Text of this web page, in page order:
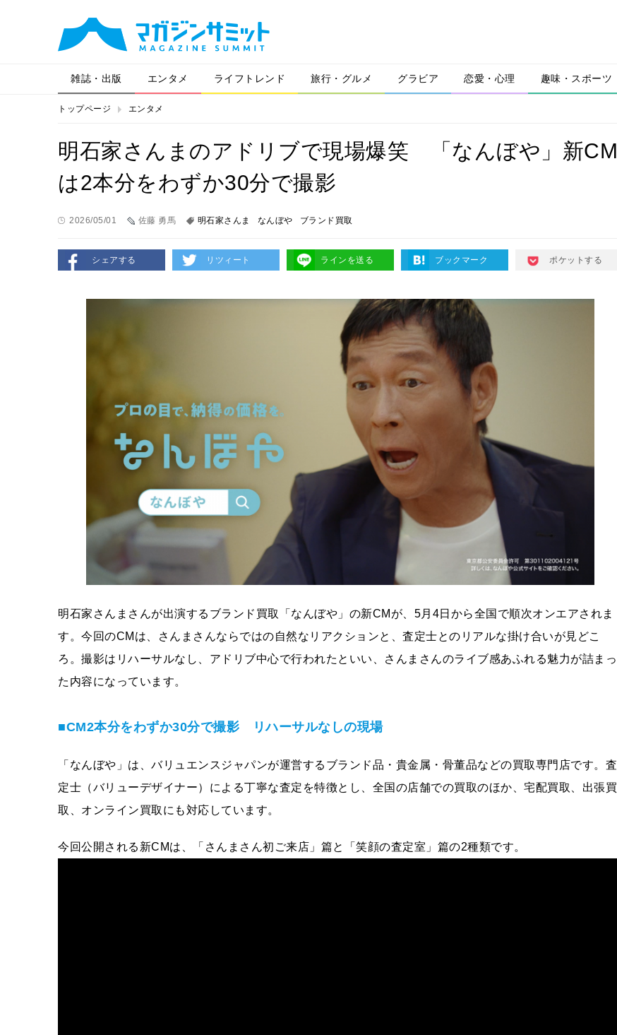
雑誌・出版 エンタメ ライフトレンド 旅行・グルメ グラビア 恋愛・心理 趣味・スポーツ
トップページ エンタメ
明石家さんまのアドリブで現場爆笑 「なんぼや」新CM
は2本分をわずか30分で撮影
2026/05/01 佐藤 勇馬 明石家さんま なんぼや ブランド買取
シェアする リツィート ラインを送る ブックマーク ポケットする
明石家さんまさんが出演するブランド買取「なんぼや」の新CMが、5月4日から全国で順次オンエアされま
す。今回のCMは、さんまさんならではの自然なリアクションと、査定士とのリアルな掛け合いが見どこ
ろ。撮影はリハーサルなし、アドリブ中心で行われたといい、さんまさんのライブ感あふれる魅力が詰まっ
た内容になっています。
■CM2本分をわずか30分で撮影 リハーサルなしの現場
「なんぼや」は、バリュエンスジャパンが運営するブランド品・貴金属・骨董品などの買取専門店です。査
定士（バリューデザイナー）による丁寧な査定を特徴とし、全国の店舗での買取のほか、宅配買取、出張買
取、オンライン買取にも対応しています。
今回公開される新CMは、「さんまさん初ご来店」篇と「笑顔の査定室」篇の2種類です。